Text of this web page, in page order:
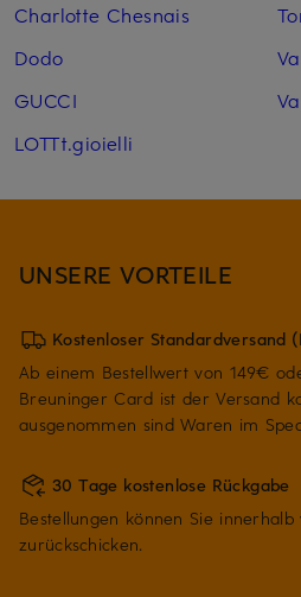
Charlotte Chesnais
Dodo
GUCCI
LOTTt.gioielli
UNSERE VORTEILE
Kostenloser Standardversand
Ab einem Bestellwert von 149€
Breuninger Card ist der Versand
ausgenommen sind Waren im
30 Tage kostenlose Rückgabe
Bestellungen können Sie
zurückschicken.